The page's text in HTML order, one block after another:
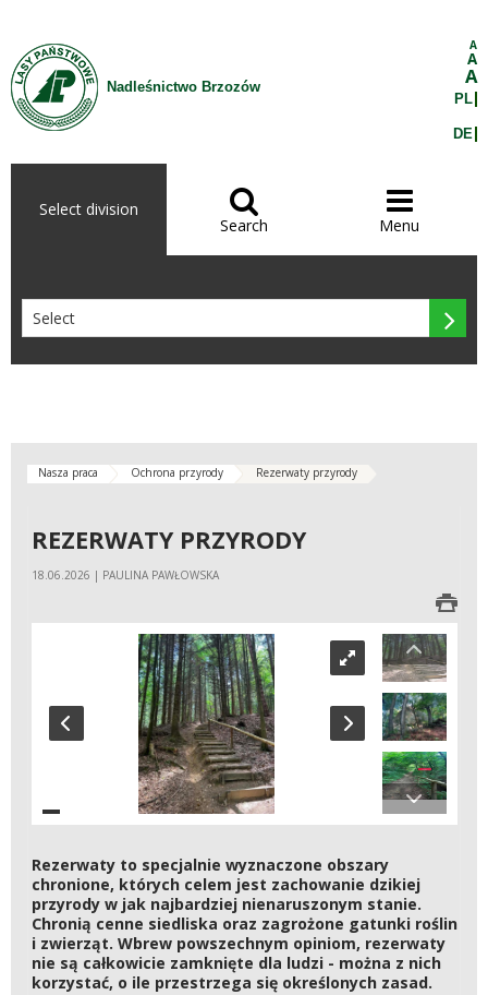
Nadleśnictwo Brzozów
A
A
A
PL
DE
Select division 
Search

Menu

Nasza praca Ochrona przyrody Rezerwaty przyrody
REZERWATY PRZYRODY
18.06.2026 | PAULINA PAWŁOWSKA
Rezerwaty to specjalnie wyznaczone obszary
chronione, których celem jest zachowanie dzikiej
przyrody w jak najbardziej nienaruszonym stanie.
Chronią cenne siedliska oraz zagrożone gatunki roślin
i zwierząt. Wbrew powszechnym opiniom, rezerwaty
nie są całkowicie zamknięte dla ludzi - można z nich
korzystać, o ile przestrzega się określonych zasad.